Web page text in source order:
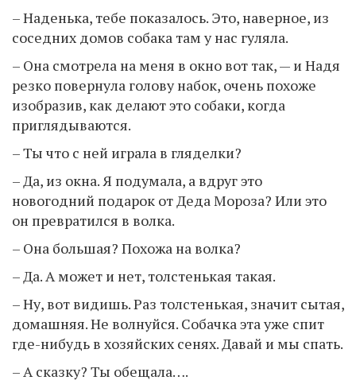
– Наденька, тебе показалось. Это, наверное, из
соседних домов собака там у нас гуляла.
– Она смотрела на меня в окно вот так, — и Надя
резко повернула голову набок, очень похоже
изобразив, как делают это собаки, когда
приглядываются.
– Ты что с ней играла в гляделки?
– Да, из окна. Я подумала, а вдруг это
новогодний подарок от Деда Мороза? Или это
он превратился в волка.
– Она большая? Похожа на волка?
– Да. А может и нет, толстенькая такая.
– Ну, вот видишь. Раз толстенькая, значит сытая,
домашняя. Не волнуйся. Собачка эта уже спит
где-нибудь в хозяйских сенях. Давай и мы спать.
– А сказку? Ты обещала….